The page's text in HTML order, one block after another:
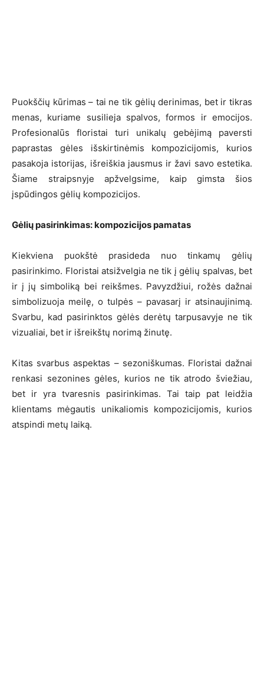
Puokščių kūrimas – tai ne tik gėlių derinimas, bet ir tikras
menas, kuriame susilieja spalvos, formos ir emocijos.
Profesionalūs floristai turi unikalų gebėjimą paversti
paprastas gėles išskirtinėmis kompozicijomis, kurios
pasakoja istorijas, išreiškia jausmus ir žavi savo estetika.
Šiame straipsnyje apžvelgsime, kaip gimsta šios
įspūdingos gėlių kompozicijos.
Gėlių pasirinkimas: kompozicijos pamatas
Kiekviena puokštė prasideda nuo tinkamų gėlių
pasirinkimo. Floristai atsižvelgia ne tik į gėlių spalvas, bet
ir į jų simboliką bei reikšmes. Pavyzdžiui, rožės dažnai
simbolizuoja meilę, o tulpės – pavasarį ir atsinaujinimą.
Svarbu, kad pasirinktos gėlės derėtų tarpusavyje ne tik
vizualiai, bet ir išreikštų norimą žinutę.
Kitas svarbus aspektas – sezoniškumas. Floristai dažnai
renkasi sezonines gėles, kurios ne tik atrodo šviežiau,
bet ir yra tvaresnis pasirinkimas. Tai taip pat leidžia
klientams mėgautis unikaliomis kompozicijomis, kurios
atspindi metų laiką.